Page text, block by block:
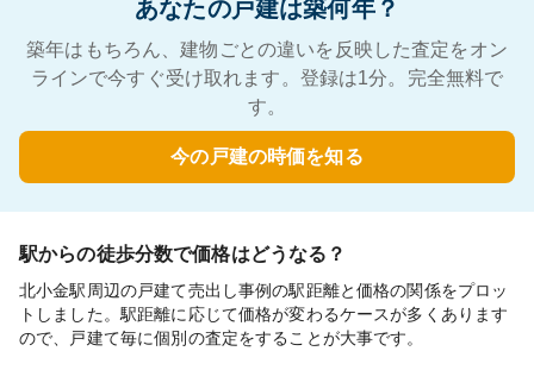
あなたの戸建は築何年？
築年はもちろん、建物ごとの違いを反映した査定をオン
ラインで今すぐ受け取れます。登録は1分。完全無料で
す。
今の戸建の時価を知る
駅からの徒歩分数で価格はどうなる？
北小金駅周辺の戸建て売出し事例の駅距離と価格の関係をプロッ
トしました。駅距離に応じて価格が変わるケースが多くあります
ので、戸建て毎に個別の査定をすることが大事です。